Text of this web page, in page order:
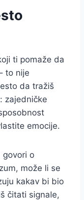
ti pomaže da
to nije
da tražiš
zajedničke
emocije.
govori o
može li se
kakav bi bio
čitati signale,